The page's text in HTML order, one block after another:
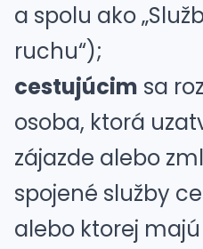
a spolu ako
ruchu“);
cestujúcim sa
osoba, ktorá
zájazde alebo
spojené služby
alebo ktorej